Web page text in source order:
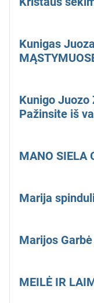
Kunigas
Kunigo Juozo
Pažinsite iš
MANO SIELA
Marija
Marijos
MEILĖ IR